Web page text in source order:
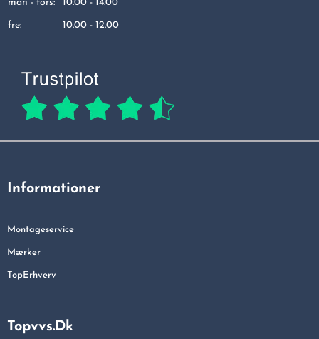
man - tors: 10.00 - 14.00
fre: 10.00 - 12.00
Informationer
Montageservice
Mærker
TopErhverv
Topvvs.dk